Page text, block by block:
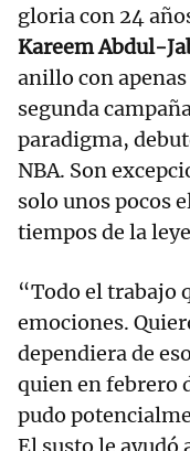
gloria con 24
Kareem Abdul-
anillo con
segunda
paradigma,
NBA. Son
solo unos pocos
tiempos de la
“Todo el trabajo
emociones.
dependiera de
quien en febrero
pudo